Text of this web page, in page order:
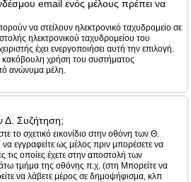
email ενός μέλους πρέπει να
να στείλουν ηλεκτρονικό ταχυδρομείο σε
ηλεκτρονικού ταχυδρομείου του
έχει ενεργοποιήσει αυτή την επιλογή.
κακόβουλη χρήση του συστήματος
ανώνυμα μέλη.
Δ. Συζήτηση;
το σχετικό εικονίδιο στην οθόνη των Θ.
εγγραφείτε ως μέλος πριν μπορέσετε να
τις οποίες έχετε στην αποστολή των
τμήμα της οθόνης π.χ. (στη Μπορείτε να
να λάβετε μέρος σε δημοψήφισμα, κλπ